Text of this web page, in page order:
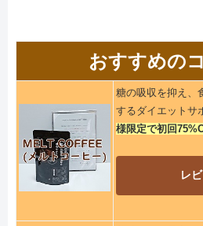
おすすめの
糖の吸収を抑え、
するダイエットサ
様限定で初回
レ